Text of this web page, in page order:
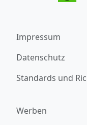
Impressum
Datenschutz
Standards und
Werben